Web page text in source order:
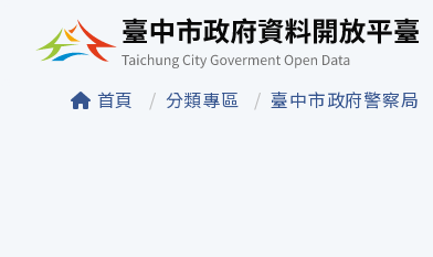
臺中市政府資料
首頁 分類專區 臺中市政府警察局